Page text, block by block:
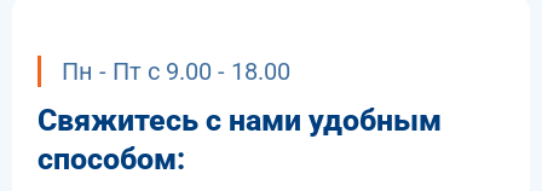
Пн - Пт с 9.00 - 18.00
Свяжитесь с нами удобным
способом: